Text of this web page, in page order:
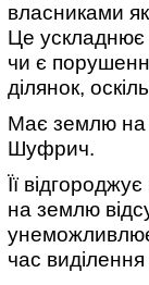
власниками
Це ускладнює
чи є
ділянок,
Має землю на
Шуфрич.
Її
на землю
час виділення